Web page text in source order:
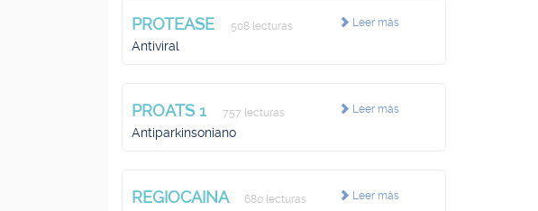
Leer más
PROTEASE 508 lecturas
Antiviral
Leer más
PROATS 1 757 lecturas
Antiparkinsoniano
Leer más
REGIOCAINA 680 lecturas